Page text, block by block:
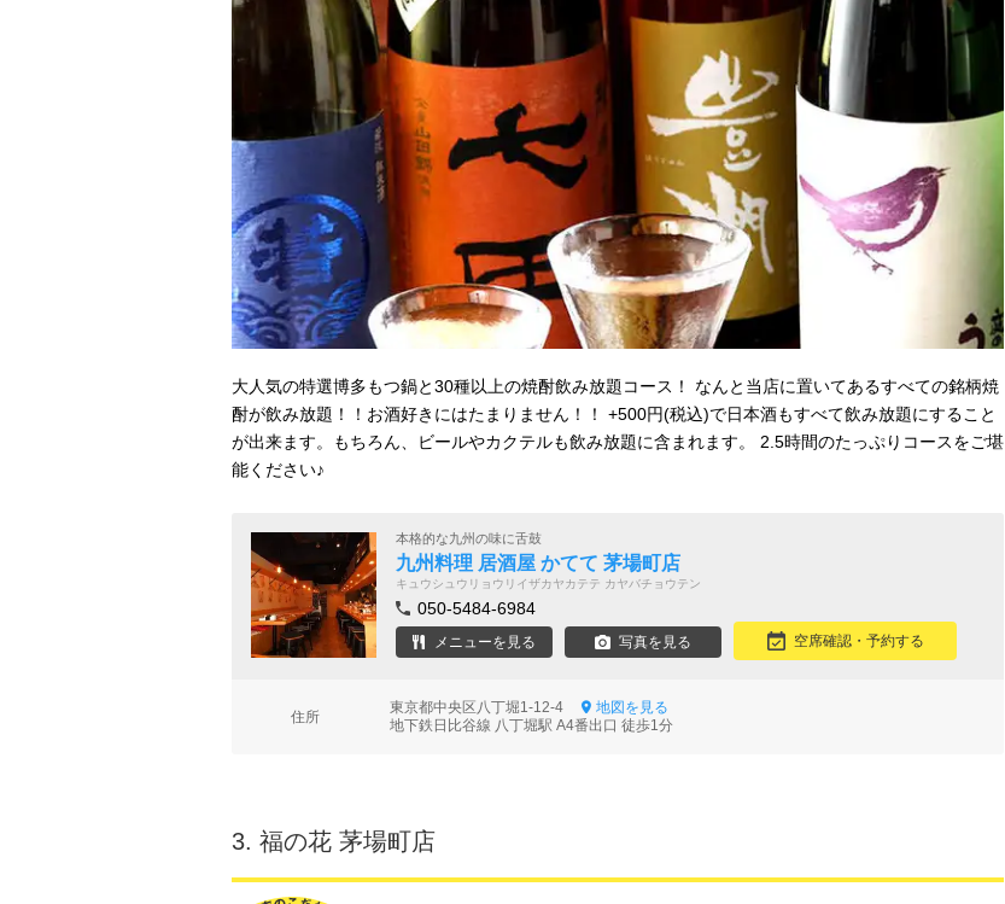
大人気の特選博多もつ鍋と30種以上の焼酎飲み放題コース！ なんと当店に置いてあるすべての銘柄焼
酎が飲み放題！！お酒好きにはたまりません！！ +500円(税込)で日本酒もすべて飲み放題にすること
が出来ます。もちろん、ビールやカクテルも飲み放題に含まれます。 2.5時間のたっぷりコースをご堪
能ください♪
本格的な九州の味に舌鼓
九州料理 居酒屋 かてて 茅場町店
キュウシュウリョウリイザカヤカテテ カヤバチョウテン
050-5484-6984
メニューを見る 写真を見る 空席確認・予約する
住所
東京都中央区八丁堀1-12-4
地図を見る
地下鉄日比谷線 八丁堀駅 A4番出口 徒歩1分
3. 福の花 茅場町店